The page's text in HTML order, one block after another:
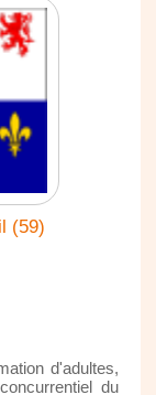
(59)
d'adultes,
du